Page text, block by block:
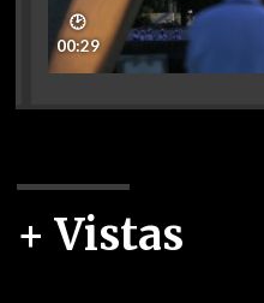
🕑
00:29
+ Vistas